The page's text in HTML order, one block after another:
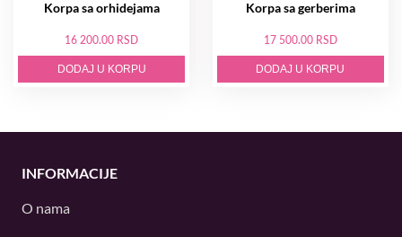
Korpa sa orhidejama
16 200.00 RSD
DODAJ U KORPU
Korpa sa gerberima
17 500.00 RSD
DODAJ U KORPU
INFORMACIJE
O nama